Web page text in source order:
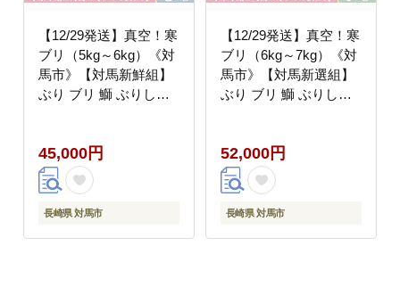
【12/29発送】真空！寒
ブリ（5kg～6kg）《対
馬市》【対馬新鮮組】
ぶり ブリ 鰤 ぶりしゃ
国産 新鮮 冷蔵 鍋 海鮮
鍋 年末 正月 年内発送
年内配送 年末配送 時間
指定 [WCS008]
45,000円
長崎県 対馬市
【12/29発送】真空！寒
ブリ（6kg～7kg）《対
馬市》【対馬新選組】
ぶり ブリ 鰤 ぶりしゃ
国産 新鮮 冷蔵 鍋 海鮮
鍋 年末 正月 年内発送
年内配送 年末配送 時間
指定 [WCS009]
52,000円
長崎県 対馬市